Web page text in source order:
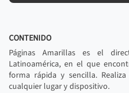
CONTENIDO
Páginas Amarillas es el
Latinoamérica, en el que
forma rápida y sencilla.
cualquier lugar y dispositivo.